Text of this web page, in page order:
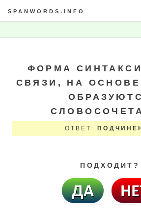
SPANWORDS.INFO
ФОРМА
СВЯЗИ, НА
ОТВЕТ:
ПОДХОДИТ?